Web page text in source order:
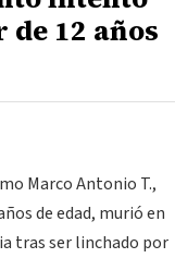
de 12 años
Marco Antonio T.,
de edad, murió en
tras ser linchado por